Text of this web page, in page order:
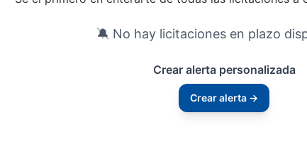
🔕 No hay licitaciones en plazo
Crear alerta personalizada
Crear alerta →